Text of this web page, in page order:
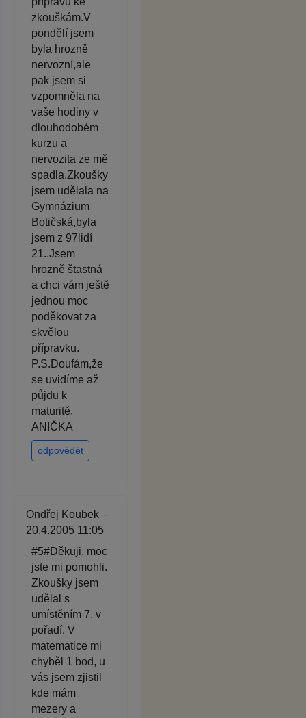
zkouškám.V
pondělí jsem
byla hrozně
nervozní,ale
pak jsem si
vzpomněla na
vaše hodiny v
dlouhodobém
kurzu a
nervozita ze mě
spadla.Zkoušky
jsem udělala na
Gymnázium
Botičská,byla
jsem z 97lidí
21..Jsem
hrozně štastná
a chci vám ještě
jednou moc
poděkovat za
skvělou
přípravku.
P.S.Doufám,že
se uvidíme až
půjdu k
maturitě.
ANIČKA
odpovědět
Ondřej Koubek –
20.4.2005 11:05
#5#Děkuji, moc
jste mi pomohli.
Zkoušky jsem
udělal s
umístěním 7. v
pořadí. V
matematice mi
chyběl 1 bod, u
vás jsem zjistil
kde mám
mezery a